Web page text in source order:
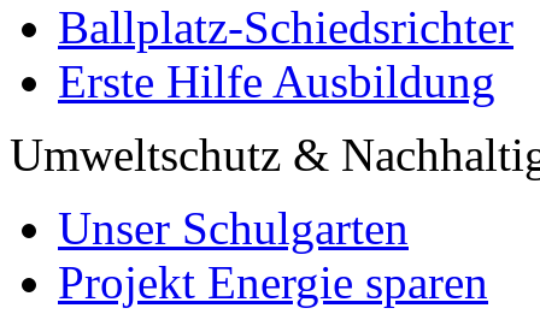
Ballplatz-Schiedsrichter
Erste Hilfe Ausbildung
Umweltschutz &
Unser Schulgarten
Projekt Energie sparen